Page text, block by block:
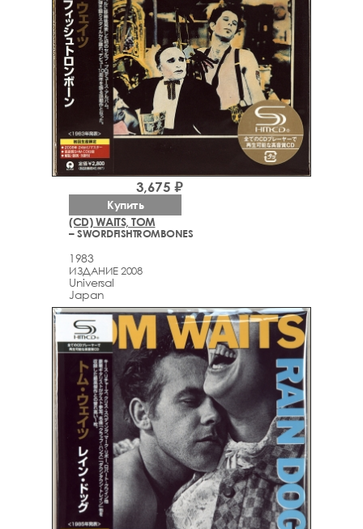
(CD) WAITS, TOM
– SWORDFISHTROMBONES
1983
ИЗДАНИЕ 2008
Universal
Japan
3,675 ₽
Купить